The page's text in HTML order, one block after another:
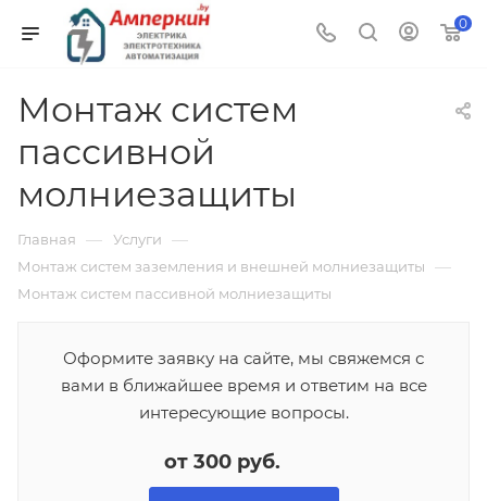
0
Монтаж систем
пассивной
молниезащиты
Главная — Услуги —
Монтаж систем заземления и внешней молниезащиты —
Монтаж систем пассивной молниезащиты
Оформите заявку на сайте, мы свяжемся с
вами в ближайшее время и ответим на все
интересующие вопросы.
от 300 руб.